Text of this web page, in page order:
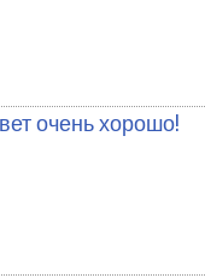
очень хорошо!